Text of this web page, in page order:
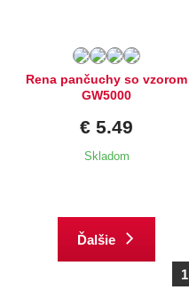
Rena pančuchy so vzorom
GW5000
€ 5.49
Skladom
Ďalšie
1